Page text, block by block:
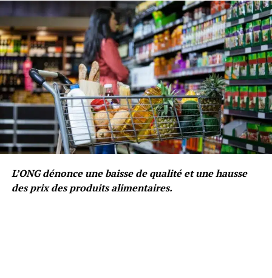
L’ONG dénonce une baisse de qualité et une hausse
des prix des produits alimentaires.